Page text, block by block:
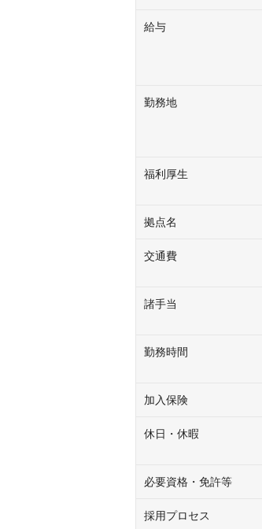
給与
勤務地
福利厚生
拠点名
交通費
諸手当
勤務時間
加入保険
休日・休暇
必要資格・免許等
採用プロセス